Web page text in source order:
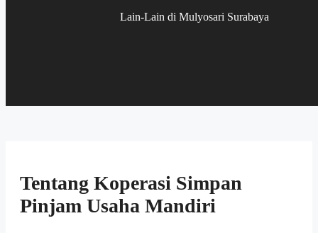
Lain-Lain di Mulyosari Surabaya
Tentang Koperasi Simpan
Pinjam Usaha Mandiri